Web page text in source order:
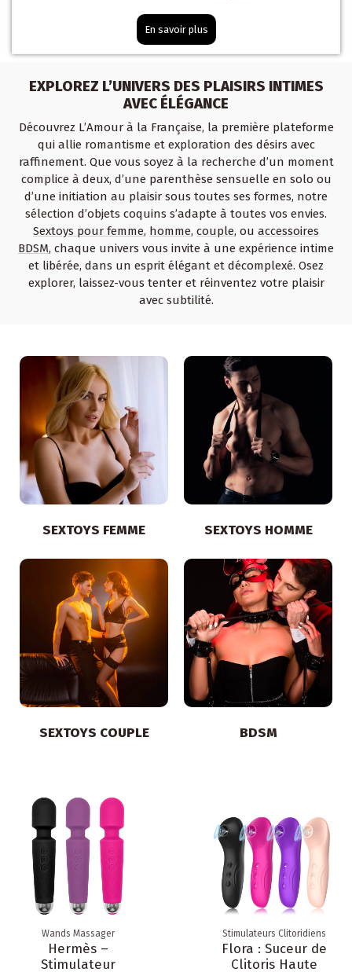
En savoir plus
EXPLOREZ L’UNIVERS DES PLAISIRS INTIMES
AVEC ÉLÉGANCE
Découvrez L’Amour à la Française, la première plateforme
qui allie romantisme et exploration des désirs avec
raffinement. Que vous soyez à la recherche d’un moment
complice à deux, d’une parenthèse sensuelle en solo ou
d’une initiation au plaisir sous toutes ses formes, notre
sélection d’objets coquins s’adapte à toutes vos envies.
Sextoys pour femme, homme, couple, ou accessoires
BDSM, chaque univers vous invite à une expérience intime
et libérée, dans un esprit élégant et décomplexé. Osez
explorer, laissez-vous tenter et réinventez votre plaisir
avec subtilité.
SEXTOYS FEMME SEXTOYS HOMME
SEXTOYS COUPLE BDSM
Wands Massager
Hermès –
Stimulateur
Stimulateurs Clitoridiens
Flora : Suceur de
Clitoris Haute